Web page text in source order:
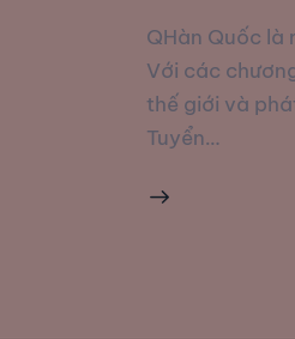
QHàn Quốc là
Với các
thế giới và
Tuyển…